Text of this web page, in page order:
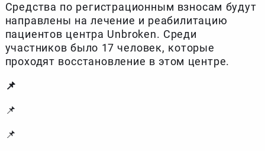
Средства по регистрационным взносам будут
направлены на лечение и реабилитацию
пациентов центра Unbroken. Среди
участников было 17 человек, которые
проходят восстановление в этом центре.
📌
📌
📌